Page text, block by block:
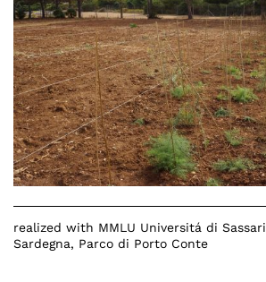
realized with MMLU Universitá di Sassari
Sardegna, Parco di Porto Conte